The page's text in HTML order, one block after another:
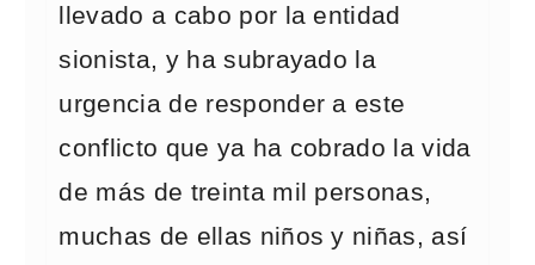
llevado a cabo por la entidad
sionista, y ha subrayado la
urgencia de responder a este
conflicto que ya ha cobrado la vida
de más de treinta mil personas,
muchas de ellas niños y niñas, así